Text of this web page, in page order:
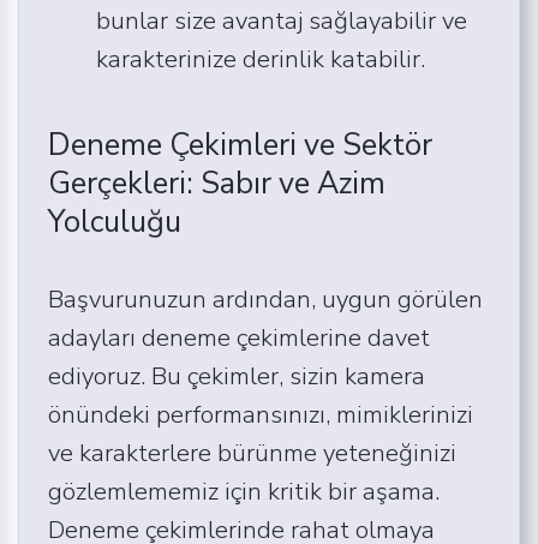
bunlar size avantaj sağlayabilir ve
karakterinize derinlik katabilir.
Deneme Çekimleri ve Sektör
Gerçekleri: Sabır ve Azim
Yolculuğu
Başvurunuzun ardından, uygun görülen
adayları deneme çekimlerine davet
ediyoruz. Bu çekimler, sizin kamera
önündeki performansınızı, mimiklerinizi
ve karakterlere bürünme yeteneğinizi
gözlemlememiz için kritik bir aşama.
Deneme çekimlerinde rahat olmaya